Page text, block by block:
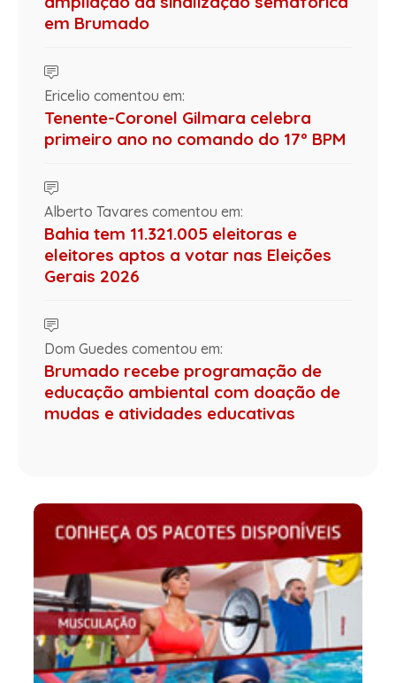
em Brumado
Ericelio comentou em:
Tenente-Coronel Gilmara celebra
primeiro ano no comando do 17º BPM
Alberto Tavares comentou em:
Bahia tem 11.321.005 eleitoras e
eleitores aptos a votar nas Eleições
Gerais 2026
Dom Guedes comentou em:
Brumado recebe programação de
educação ambiental com doação de
mudas e atividades educativas